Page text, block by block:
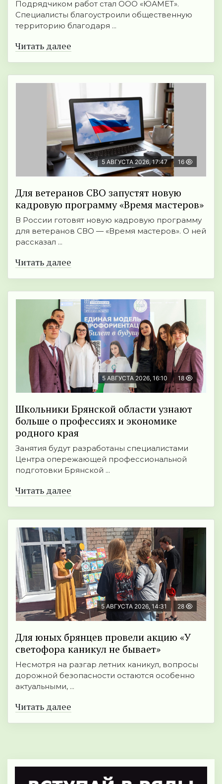
Подрядчиком работ стал ООО «ЮАМЕТ».
Специалисты благоустроили общественную
территорию благодаря ...
Читать далее
5 АВГУСТА 2026, 17:47 16
Для ветеранов СВО запустят новую
кадровую программу «Время мастеров»
В России готовят новую кадровую программу
для ветеранов СВО — «Время мастеров». О ней
рассказал ...
Читать далее
5 АВГУСТА 2026, 16:10 18
Школьники Брянской области узнают
больше о профессиях и экономике
родного края
Занятия будут разработаны специалистами
Центра опережающей профессиональной
подготовки Брянской ...
Читать далее
5 АВГУСТА 2026, 14:31 28
Для юных брянцев провели акцию «У
светофора каникул не бывает»
Несмотря на разгар летних каникул, вопросы
дорожной безопасности остаются особенно
актуальными, ...
Читать далее